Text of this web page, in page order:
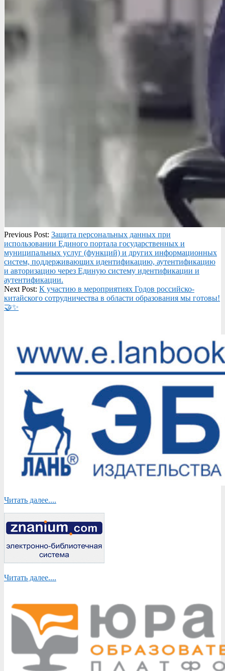
2026-
02-
02
Previous Post: Защита персональных данных при
использовании Единого портала государственных и
муниципальных услуг (функций) и других информационных
систем, поддерживающих идентификацию, аутентификацию
и авторизацию через Единую систему идентификации и
аутентификации.
Next Post: К участию в мероприятиях Годов российско-
китайского сотрудничества в области образования мы готовы!
🤝✨
Читать далее....
Читать далее....